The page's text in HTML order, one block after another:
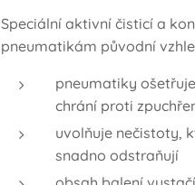
Speciální aktivní čisticí a
pneumatikám původní
pneumatiky
chrání proti
uvolňuje nečistoty,
snadno odstraňují